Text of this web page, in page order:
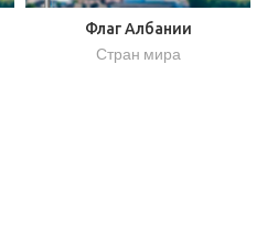
Флаг Албании
Стран мира